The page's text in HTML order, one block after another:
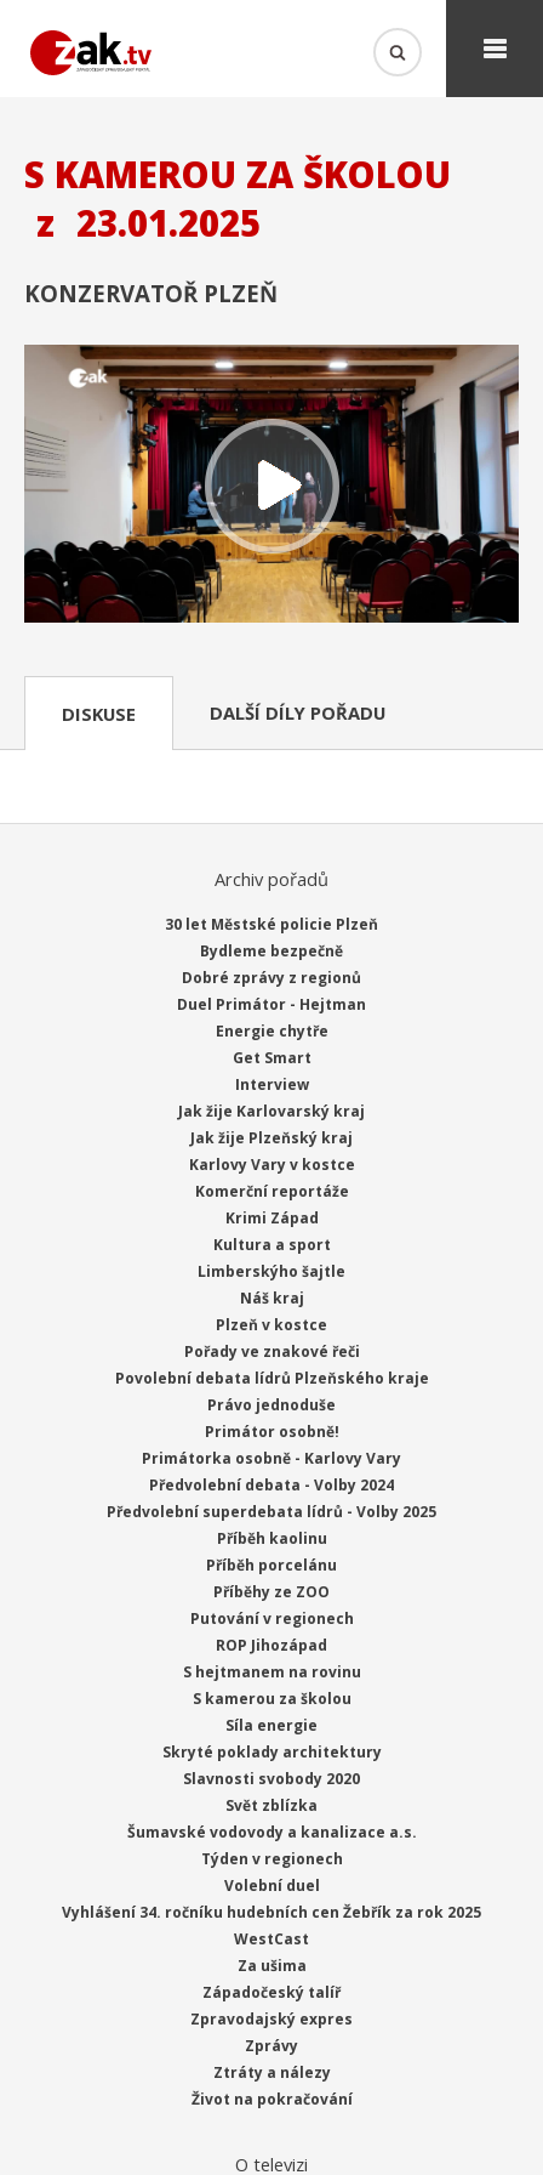
S KAMEROU ZA ŠKOLOU
z 23.01.2025
KONZERVATOŘ PLZEŇ
DISKUSE DALŠÍ DÍLY POŘADU
Archiv pořadů
30 let Městské policie Plzeň
Bydleme bezpečně
Dobré zprávy z regionů
Duel Primátor - Hejtman
Energie chytře
Get Smart
Interview
Jak žije Karlovarský kraj
Jak žije Plzeňský kraj
Karlovy Vary v kostce
Komerční reportáže
Krimi Západ
Kultura a sport
Limberskýho šajtle
Náš kraj
Plzeň v kostce
Pořady ve znakové řeči
Povolební debata lídrů Plzeňského kraje
Právo jednoduše
Primátor osobně!
Primátorka osobně - Karlovy Vary
Předvolební debata - Volby 2024
Předvolební superdebata lídrů - Volby 2025
Příběh kaolinu
Příběh porcelánu
Příběhy ze ZOO
Putování v regionech
ROP Jihozápad
S hejtmanem na rovinu
S kamerou za školou
Síla energie
Skryté poklady architektury
Slavnosti svobody 2020
Svět zblízka
Šumavské vodovody a kanalizace a.s.
Týden v regionech
Volební duel
Vyhlášení 34. ročníku hudebních cen Žebřík za rok 2025
WestCast
Za ušima
Západočeský talíř
Zpravodajský expres
Zprávy
Ztráty a nálezy
Život na pokračování
O televizi